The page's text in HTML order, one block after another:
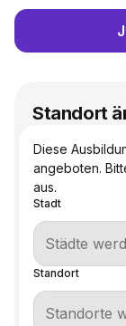
Standort
Diese
angeboten.
aus.
Stadt
Standort